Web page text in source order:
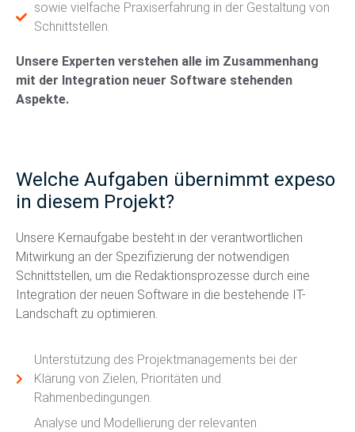
sowie vielfache Praxiserfahrung in der Gestaltung von
Schnittstellen.
Unsere Experten verstehen alle im Zusammenhang
mit der Integration neuer Software stehenden
Aspekte.
Welche Aufgaben übernimmt expeso
in diesem Projekt?
Unsere Kernaufgabe besteht in der verantwortlichen
Mitwirkung an der Spezifizierung der notwendigen
Schnittstellen, um die Redaktionsprozesse durch eine
Integration der neuen Software in die bestehende IT-
Landschaft zu optimieren.
Unterstützung des Projektmanagements bei der
Klärung von Zielen, Prioritäten und
Rahmenbedingungen.
Analyse und Modellierung der relevanten